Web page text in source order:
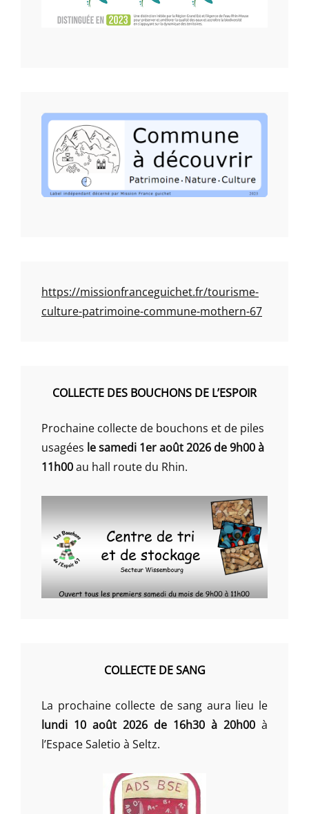
https://missionfranceguichet.fr/tourisme-
culture-patrimoine-commune-mothern-67
COLLECTE DES BOUCHONS DE L’ESPOIR
Prochaine collecte de bouchons et de piles
usagées le samedi 1er août 2026 de 9h00 à
11h00au hall route du Rhin.
COLLECTE DE SANG
La prochaine collecte de sang aura lieu le
lundi 10 août 2026 de 16h30 à 20h00 à
l’Espace Saletio à Seltz.